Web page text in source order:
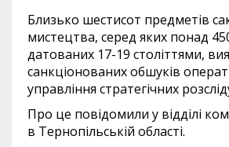
Близько шестисот предметів
мистецтва, серед яких понад
датованих 17-19 століттями,
санкціонованих обшуків
управління стратегічних
Про це повідомили у відділі
в Тернопільській області.